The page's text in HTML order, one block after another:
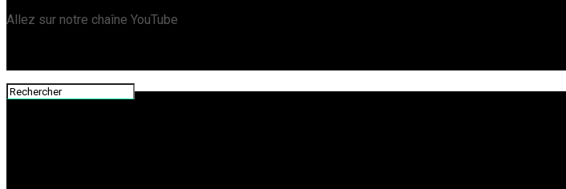
Allez sur notre chaîne YouTube